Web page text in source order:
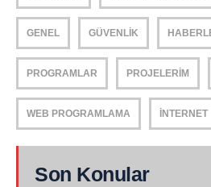
GENEL GÜVENLIK
PROGRAMLAR PROJELERIM
WEB PROGRAMLAMA İNTERNET
Son Konular